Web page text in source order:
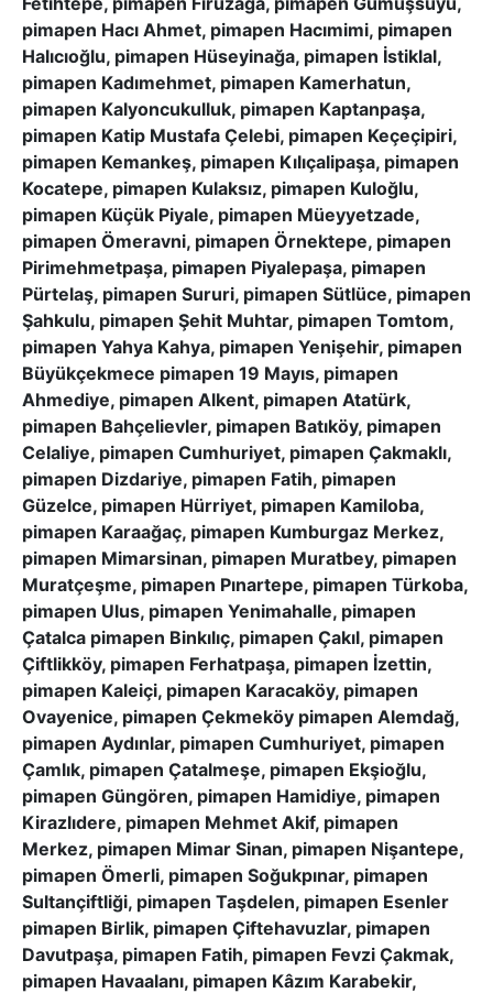
pimapen Hacı Ahmet, pimapen Hacımimi, pimapen
Halıcıoğlu, pimapen Hüseyinağa, pimapen İstiklal,
pimapen Kadımehmet, pimapen Kamerhatun,
pimapen Kalyoncukulluk, pimapen Kaptanpaşa,
pimapen Katip Mustafa Çelebi, pimapen Keçeçipiri,
pimapen Kemankeş, pimapen Kılıçalipaşa, pimapen
Kocatepe, pimapen Kulaksız, pimapen Kuloğlu,
pimapen Küçük Piyale, pimapen Müeyyetzade,
pimapen Ömeravni, pimapen Örnektepe, pimapen
Pirimehmetpaşa, pimapen Piyalepaşa, pimapen
Pürtelaş, pimapen Sururi, pimapen Sütlüce, pimapen
Şahkulu, pimapen Şehit Muhtar, pimapen Tomtom,
pimapen Yahya Kahya, pimapen Yenişehir, pimapen
Büyükçekmece pimapen 19 Mayıs, pimapen
Ahmediye, pimapen Alkent, pimapen Atatürk,
pimapen Bahçelievler, pimapen Batıköy, pimapen
Celaliye, pimapen Cumhuriyet, pimapen Çakmaklı,
pimapen Dizdariye, pimapen Fatih, pimapen
Güzelce, pimapen Hürriyet, pimapen Kamiloba,
pimapen Karaağaç, pimapen Kumburgaz Merkez,
pimapen Mimarsinan, pimapen Muratbey, pimapen
Muratçeşme, pimapen Pınartepe, pimapen Türkoba,
pimapen Ulus, pimapen Yenimahalle, pimapen
Çatalca pimapen Binkılıç, pimapen Çakıl, pimapen
Çiftlikköy, pimapen Ferhatpaşa, pimapen İzettin,
pimapen Kaleiçi, pimapen Karacaköy, pimapen
Ovayenice, pimapen Çekmeköy pimapen Alemdağ,
pimapen Aydınlar, pimapen Cumhuriyet, pimapen
Çamlık, pimapen Çatalmeşe, pimapen Ekşioğlu,
pimapen Güngören, pimapen Hamidiye, pimapen
Kirazlıdere, pimapen Mehmet Akif, pimapen
Merkez, pimapen Mimar Sinan, pimapen Nişantepe,
pimapen Ömerli, pimapen Soğukpınar, pimapen
Sultançiftliği, pimapen Taşdelen, pimapen Esenler
pimapen Birlik, pimapen Çiftehavuzlar, pimapen
Davutpaşa, pimapen Fatih, pimapen Fevzi Çakmak,
pimapen Havaalanı, pimapen Kâzım Karabekir,